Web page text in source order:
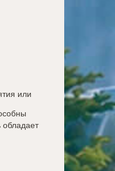
или